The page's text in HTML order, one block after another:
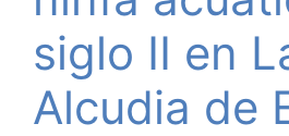
siglo II en
Alcudia de